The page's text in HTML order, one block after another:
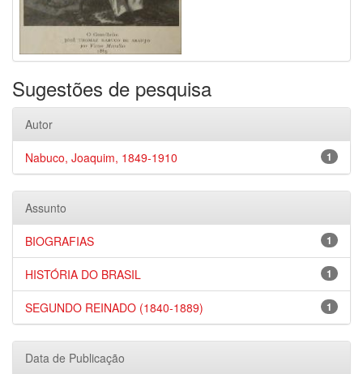
Sugestões de pesquisa
Autor
1
Nabuco, Joaquim, 1849-1910
Assunto
1
BIOGRAFIAS
1
HISTÓRIA DO BRASIL
1
SEGUNDO REINADO (1840-1889)
Data de Publicação